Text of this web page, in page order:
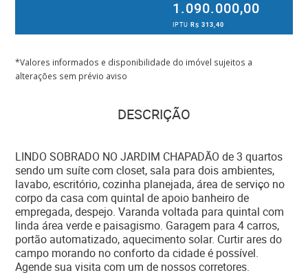
1.090.000,00
IPTUR$ 313,40
*Valores informados e disponibilidade do imóvel sujeitos a
alterações sem prévio aviso
DESCRIÇÃO
LINDO SOBRADO NO JARDIM CHAPADÃO de 3 quartos
sendo um suíte com closet, sala para dois ambientes,
lavabo, escritório, cozinha planejada, área de serviço no
corpo da casa com quintal de apoio banheiro de
empregada, despejo. Varanda voltada para quintal com
linda área verde e paisagismo. Garagem para 4 carros,
portão automatizado, aquecimento solar. Curtir ares do
campo morando no conforto da cidade é possível.
Agende sua visita com um de nossos corretores.